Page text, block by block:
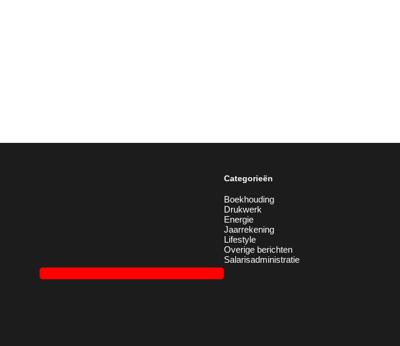
Categorieën
Boekhouding
Drukwerk
Energie
Jaarrekening
Lifestyle
Overige berichten
Salarisadministratie